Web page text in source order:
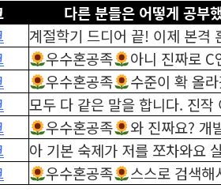
다른 분들은 어떻게 공부
계절학기 드디어 끝! 이제 본격
우수혼공족
아니 진짜로 C
우수혼공족
수준이 확 올
모두 다 같은 말을 합니다. 진
우수혼공족
와 진짜요? 개
아 기본 숙제가 저를 쪼차와요
우수혼공족 스스로 검색해